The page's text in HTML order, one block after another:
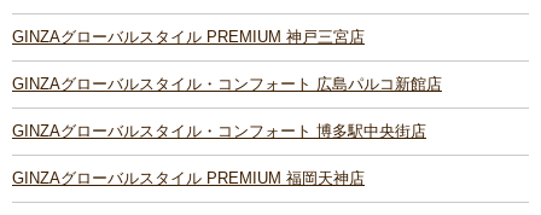
GINZAグローバルスタイル PREMIUM 神戸三宮店
GINZAグローバルスタイル・コンフォート 広島パルコ新館店
GINZAグローバルスタイル・コンフォート 博多駅中央街店
GINZAグローバルスタイル PREMIUM 福岡天神店